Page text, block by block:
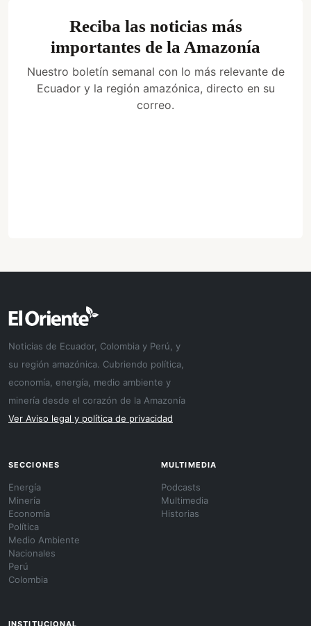
Reciba las noticias más
importantes de la Amazonía
Nuestro boletín semanal con lo más relevante de
Ecuador y la región amazónica, directo en su
correo.
Noticias de Ecuador, Colombia y Perú, y
su región amazónica. Cubriendo política,
economía, energía, medio ambiente y
minería desde el corazón de la Amazonía
Ver Aviso legal y política de privacidad
SECCIONES
Energía
Minería
Economía
Política
Medio Ambiente
Nacionales
Perú
Colombia
MULTIMEDIA
Podcasts
Multimedia
Historias
INSTITUCIONAL